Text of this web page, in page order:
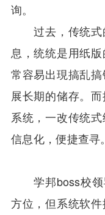
询。
过去，传统式
息，统统是用纸
常容易出現搞乱
展长期的储存。
系统，一改传统
信息化，便捷查寻。
学邦boss校领
方位，但系统软